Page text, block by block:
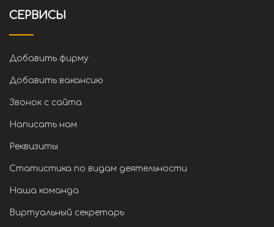
СЕРВИСЫ
Добавить фирму
Добавить вакансию
Звонок с сайта
Написать нам
Реквизиты
Статистика по видам деятельности
Наша команда
Виртуальный секретарь